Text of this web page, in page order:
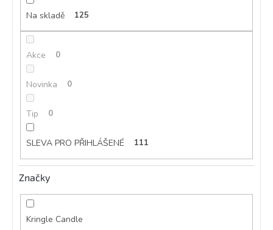
Na skladě 125
Akce 0
Novinka 0
Tip 0
SLEVA PRO PŘIHLÁŠENÉ 111
Značky
Kringle Candle